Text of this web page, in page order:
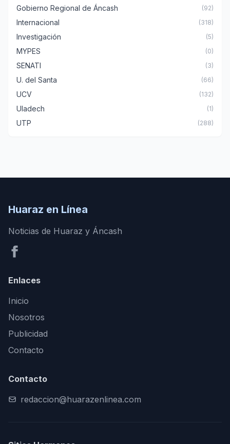
Gobierno Regional de Áncash (92)
Internacional (318)
Investigación (5)
MYPES (0)
SENATI (3)
U. del Santa (66)
UCV (132)
Uladech (1)
UTP (288)
Huaraz en Línea
Noticias de Huaraz y Áncash
Enlaces
Inicio
Nosotros
Publicidad
Contacto
Contacto
redaccion@huarazenlinea.com